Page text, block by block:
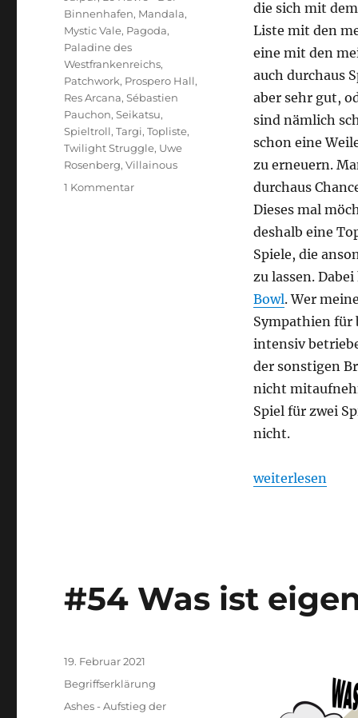
die sich mit
Liste mit den
eine mit den
auch durchaus
aber sehr gut,
sind nämlich
schon eine
zu erneuern.
durchaus
Dieses mal
deshalb eine
Spiele, die
zu lassen.
Bowl. Wer
Sympathien für
intensiv
der sonstigen
nicht
Spiel für zwei
nicht.
„Top 20 Spiele
weiterlesen
Binnenhafen, Mandala,
Mystic Vale, Pagoda,
Paladine des
Westfrankenreichs,
Patchwork, Prospero Hall,
Res Arcana,Sébastien
Pauchon,Seikatsu,
Spieltroll,Targi,Topliste,
Twilight Struggle, Uwe
Rosenberg,Villainous
1 Kommentarzu
#54 Was ist
Veröffentlicht
am
19. Februar 2021
Kategorien
Begriffserklärung
Schlagwörter
Ashes - Aufstieg der